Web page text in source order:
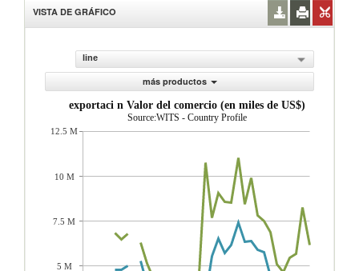
VISTA DE GRÁFICO
line
más productos
exportaci n Valor del comercio (en miles de US$)
Source:WITS - Country Profile
12.5 M
10 M
7.5 M
5 M